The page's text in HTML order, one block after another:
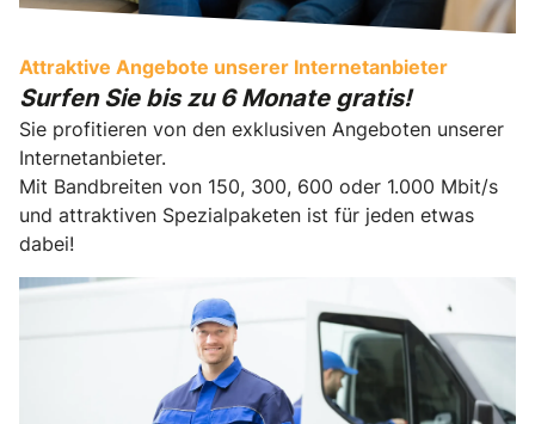
Attraktive Angebote unserer Internetanbieter
Surfen Sie bis zu 6 Monate gratis!
Sie profitieren von den exklusiven Angeboten unserer
Internetanbieter.
Mit Bandbreiten von 150, 300, 600 oder 1.000 Mbit/s
und attraktiven Spezialpaketen ist für jeden etwas
dabei!